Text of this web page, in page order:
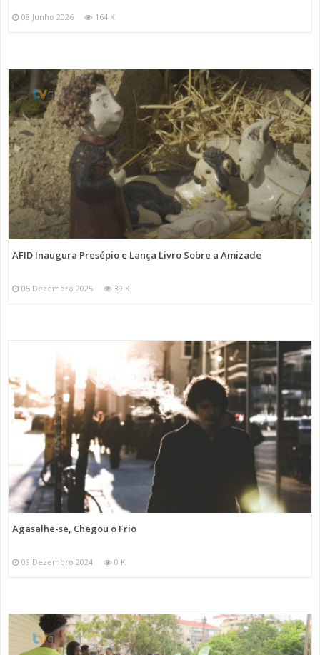
08 Junho 2026 164 K
AFID Inaugura Presépio e Lança Livro Sobre a Amizade
05 Dezembro 2025 39 K
Agasalhe-se, Chegou o Frio
09 Dezembro 2024 0 K